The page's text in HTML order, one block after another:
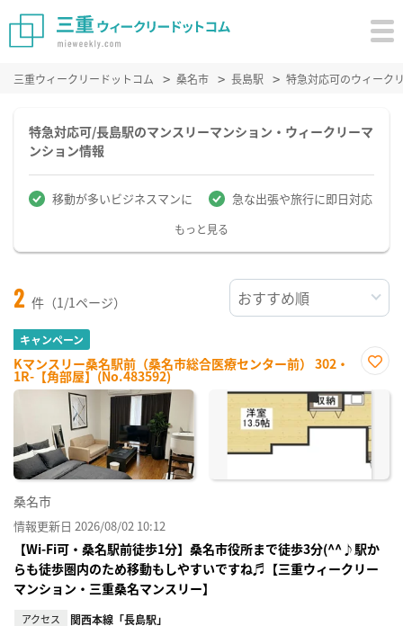
三重ウィークリードットコム 桑名市 長島駅 特急対応可のウィーク
特急対応可/長島駅のマンスリーマンション・ウィークリーマ
ンション情報
移動が多いビジネスマンに 急な出張や旅行に即日対応
もっと見る
2 件（1/1ページ）
キャンペーン
Kマンスリー桑名駅前（桑名市総合医療センター前） 302・
1R-【角部屋】(No.483592)
に入
り登
桑名市
情報更新日 2026/08/02 10:12
【Wi-Fi可・桑名駅前徒歩1分】桑名市役所まで徒歩3分(^^♪駅か
らも徒歩圏内のため移動もしやすいですね♬【三重ウィークリー
マンション・三重桑名マンスリー】
アクセス 関西本線「長島駅」